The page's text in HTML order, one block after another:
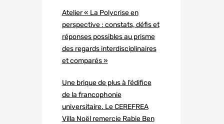
Atelier « La Polycrise en
perspective : constats, défis et
réponses possibles au prisme
des regards interdisciplinaires
et comparés »
Une brique de plus à l’édifice
de la francophonie
universitaire. Le CEREFREA
Villa Noël remercie Rabie Ben